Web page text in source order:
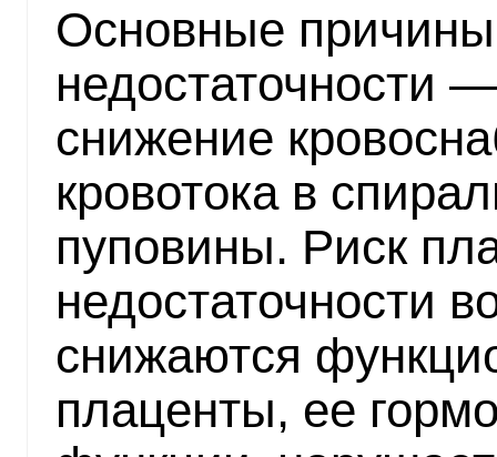
Основные
недостаточности
снижение
кровотока в
пуповины. Риск
недостаточности
снижаются
плаценты, ее